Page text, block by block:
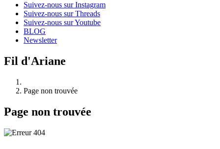
Suivez-nous sur Instagram
Suivez-nous sur Threads
Suivez-nous sur Youtube
BLOG
Newsletter
Fil d'Ariane
Page non trouvée
Page non trouvée